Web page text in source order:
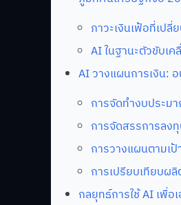
ภาวะเงินเฟ้อที่เปลี่
AI ในฐานะตัวขับเ
AI วางแผนการเงิน:
การจัดทำงบประม
การจัดสรรการลง
การวางแผนตามเ
การเปรียบเทียบผ
กลยุทธ์การใช้ AI เพื่อ